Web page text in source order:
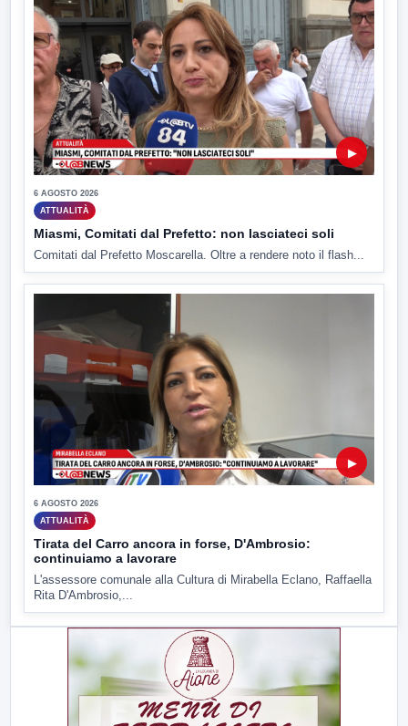
▶
6 AGOSTO 2026
ATTUALITÀ
Miasmi, Comitati dal Prefetto: non lasciateci soli
Comitati dal Prefetto Moscarella. Oltre a rendere noto il flash...
▶
6 AGOSTO 2026
ATTUALITÀ
Tirata del Carro ancora in forse, D'Ambrosio:
continuiamo a lavorare
L'assessore comunale alla Cultura di Mirabella Eclano, Raffaella
Rita D'Ambrosio,...